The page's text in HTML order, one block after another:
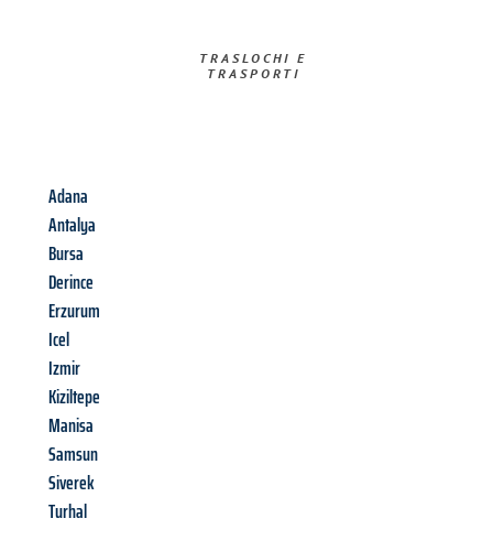
TRASLOCHI E
TRASPORTI​
Adana
Antalya
Bursa
Derince
Erzurum
Icel
Izmir
Kiziltepe
Manisa
Samsun
Siverek
Turhal